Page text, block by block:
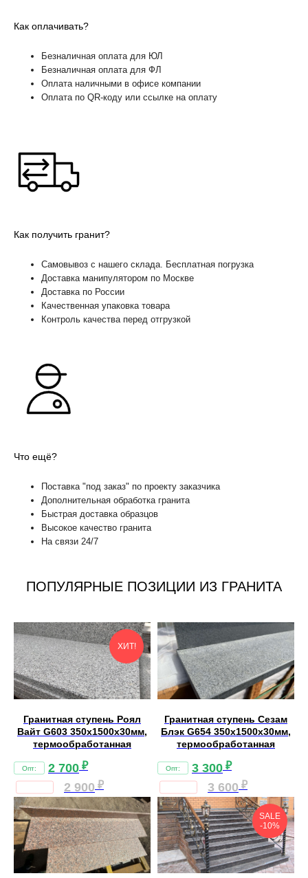
Как оплачивать?
Безналичная оплата для ЮЛ
Безналичная оплата для ФЛ
Оплата наличными в офисе компании
Оплата по QR-коду или ссылке на оплату
Как получить гранит?
Самовывоз с нашего склада. Бесплатная погрузка
Доставка манипулятором по Москве
Доставка по России
Качественная упаковка товара
Контроль качества перед отгрузкой
Что ещё?
Поставка "под заказ" по проекту заказчика
Дополнительная обработка гранита
Быстрая доставка образцов
Высокое качество гранита
На связи 24/7
ПОПУЛЯРНЫЕ ПОЗИЦИИ ИЗ ГРАНИТА
ХИТ!
Гранитная ступень Роял
Вайт G603 350х1500х30мм,
термообработанная
2 700 ₽
2 900 ₽
Гранитная ступень Сезам
Блэк G654 350х1500х30мм,
термообработанная
3 300 ₽
3 600 ₽
SALE
-10%